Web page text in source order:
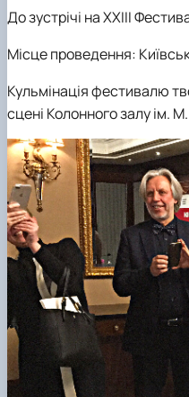
До зустрічі на ХХІІІ
Місце проведення:
Кульмінація фестивалю
сцені Колонного залу ім.